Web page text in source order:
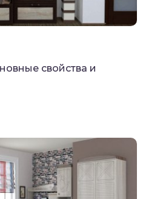
свойства и